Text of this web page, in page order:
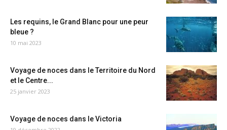
Les requins, le Grand Blanc pour une peur
bleue ?
10 mai 2023
Voyage de noces dans le Territoire du Nord
et le Centre...
25 janvier 2023
Voyage de noces dans le Victoria